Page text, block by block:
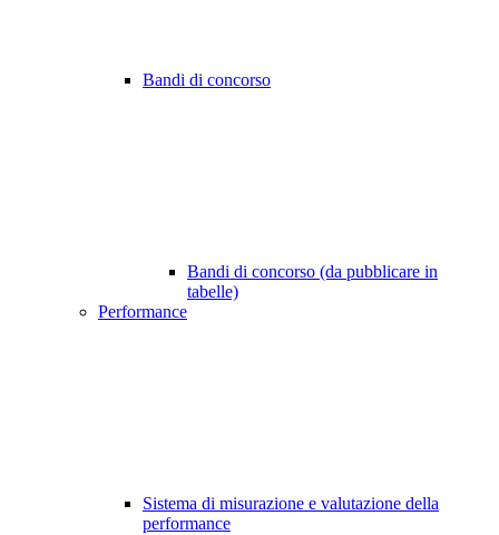
Bandi di concorso
Bandi di concorso (da pubblicare in
tabelle)
Performance
Sistema di misurazione e valutazione della
performance